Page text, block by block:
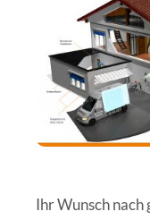
Ihr Wunsch